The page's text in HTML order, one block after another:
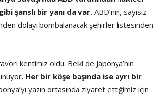
şanslı bir yanı da var.ABD’nin, sayısız
dolayı bombalanacak şehirler listesinden
kentimiz oldu. Belki de Japonya’nın
Her bir köşe başında ise ayrı bir
yazın ortasında ziyaret ettiğimiz için